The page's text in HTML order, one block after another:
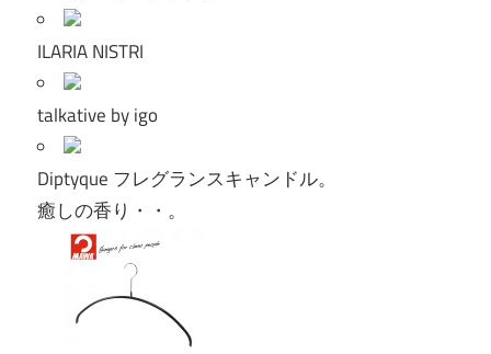
ILARIA NISTRI
talkative by igo
Diptyque フレグランスキャンドル。
癒しの香り・・。